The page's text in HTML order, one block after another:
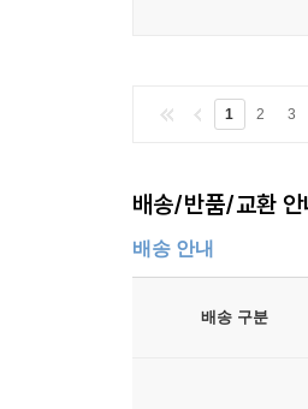
1 2 3
배송/반품/교환 안
배송 안내
배송 구분